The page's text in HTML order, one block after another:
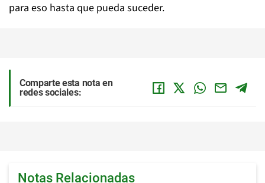
para eso hasta que pueda suceder.
Comparte esta nota en
redes sociales:
Notas Relacionadas